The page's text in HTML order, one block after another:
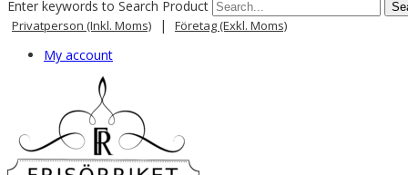
Enter keywords to Search Product
Privatperson (inkl. Moms) | Företag (exkl. Moms)
My account